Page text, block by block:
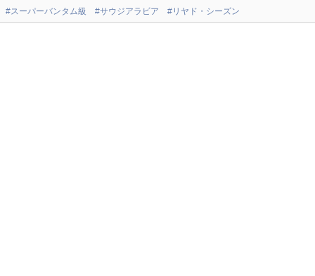
#スーパーバンタム級 #サウジアラビア #リヤド・シーズン